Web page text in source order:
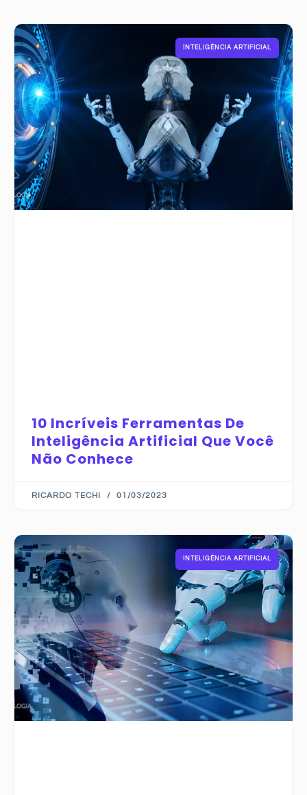
INTELIGÊNCIA ARTIFICIAL
10 Incríveis Ferramentas De
Inteligência Artificial Que Você
Não Conhece
RICARDO TECHI 01/03/2023
INTELIGÊNCIA ARTIFICIAL